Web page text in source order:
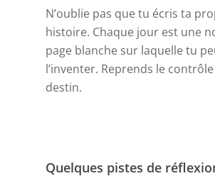
N’oublie pas que tu écris ta
histoire. Chaque jour est une
page blanche sur laquelle tu
l’inventer. Reprends le
destin.
Quelques pistes de